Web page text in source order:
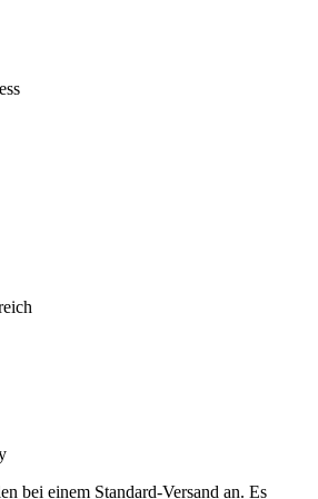
bei einem Standard-Versand an. Es